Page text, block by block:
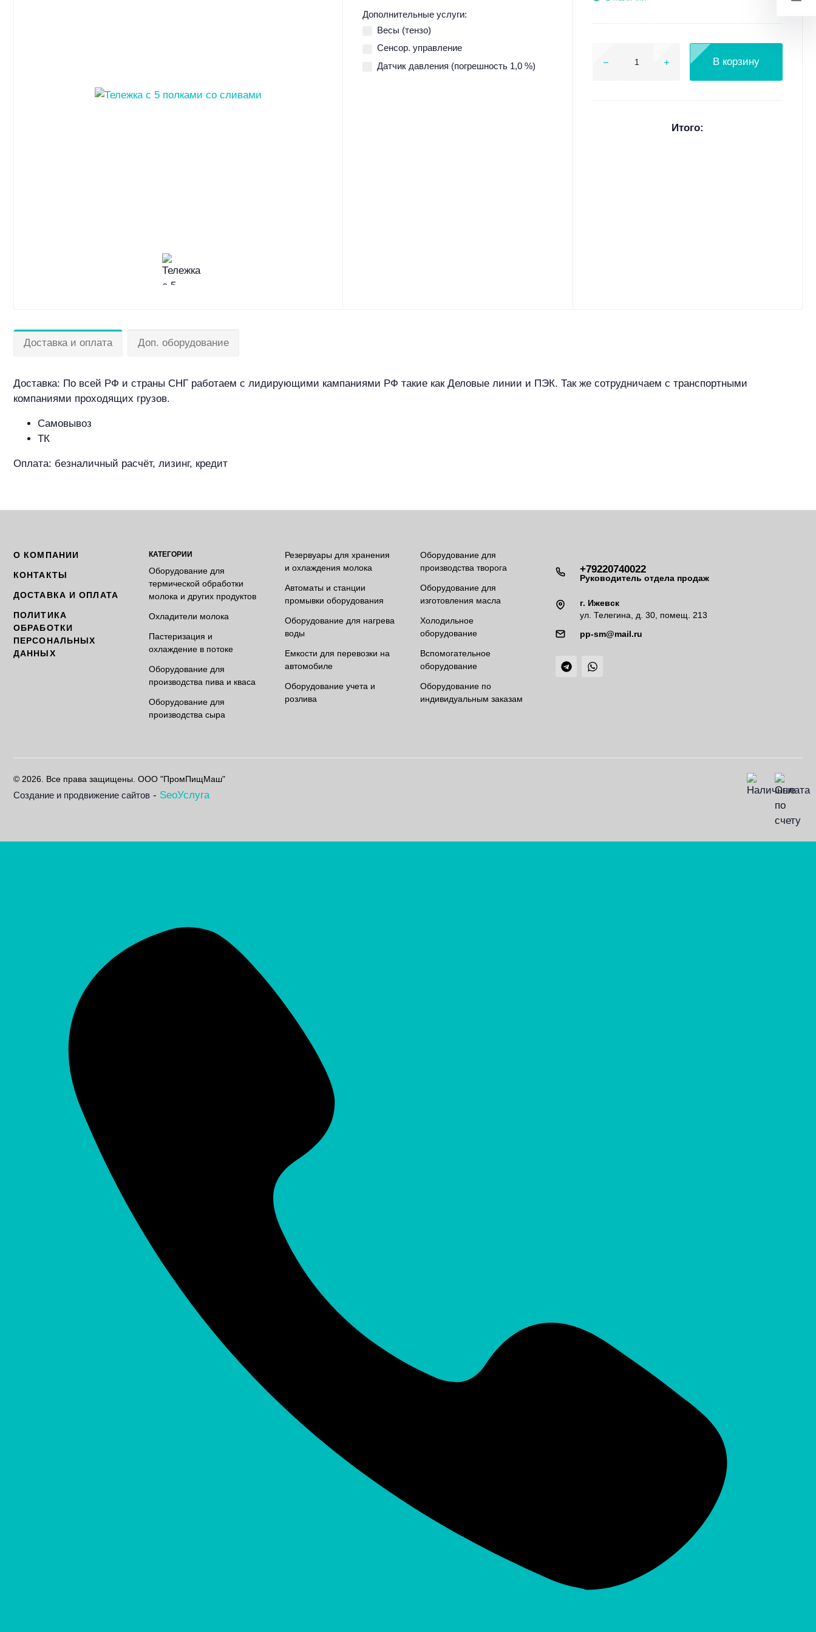
Дополнительные услуги:
Весы (тензо)
Сенсор. управление
Датчик давления (погрешность 1,0 %)
В корзину
Итого:
Доставка и оплата Доп. оборудование
Доставка: По всей РФ и страны СНГ работаем с лидирующими кампаниями РФ такие как Деловые линии и ПЭК. Так же сотрудничаем с транспортными
компаниями проходящих грузов.
Самовывоз
ТК
Оплата: безналичный расчёт, лизинг, кредит
О КОМПАНИИ
КОНТАКТЫ
ДОСТАВКА И ОПЛАТА
ПОЛИТИКА
ОБРАБОТКИ
ПЕРСОНАЛЬНЫХ
ДАННЫХ
КАТЕГОРИИ
Оборудование для
термической обработки
молока и других продуктов
Охладители молока
Пастеризация и
охлаждение в потоке
Оборудование для
производства пива и кваса
Оборудование для
производства сыра
Резервуары для хранения
и охлаждения молока
Автоматы и станции
промывки оборудования
Оборудование для нагрева
воды
Емкости для перевозки на
автомобиле
Оборудование учета и
розлива
Оборудование для
производства творога
Оборудование для
изготовления масла
Холодильное
оборудование
Вспомогательное
оборудование
Оборудование по
индивидуальным заказам
+79220740022
Руководитель отдела продаж
г. Ижевск
ул. Телегина, д. 30, помещ. 213
pp-sm@mail.ru
© 2026. Все права защищены. ООО "ПромПищМаш"
Создание и продвижение сайтов - SeoУслуга